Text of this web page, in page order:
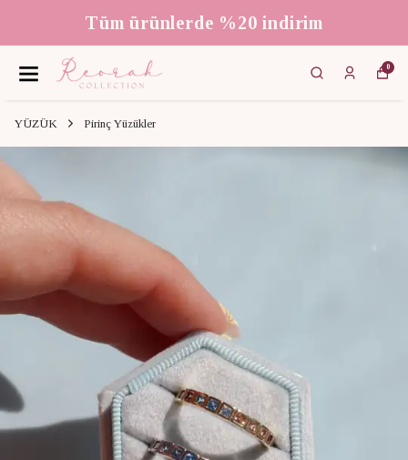
Tüm ürünlerde %20 indirim
0
YÜZÜK Pirinç Yüzükler